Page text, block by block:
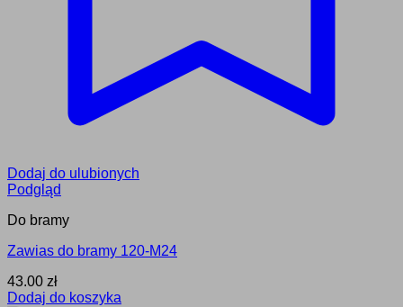
Dodaj do ulubionych
Podgląd
Do bramy
Zawias do bramy 120-M24
43.00 zł
Dodaj do koszyka